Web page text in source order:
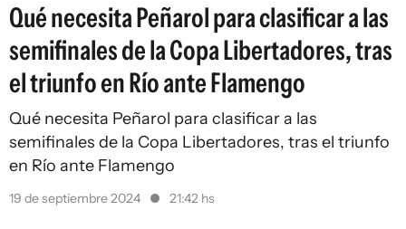
Qué necesita Peñarol para clasificar a las
semifinales de la Copa Libertadores, tras
el triunfo en Río ante Flamengo
Qué necesita Peñarol para clasificar a las
semifinales de la Copa Libertadores, tras el triunfo
en Río ante Flamengo
19 de septiembre 2024 21:42 hs